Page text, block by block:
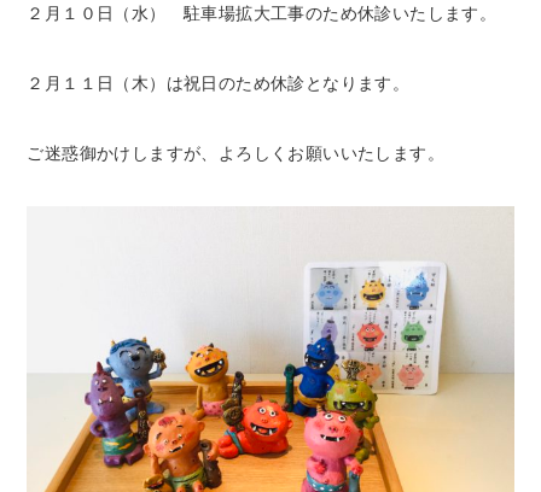
２月１０日（水） 駐車場拡大工事のため休診いたします。
２月１１日（木）は祝日のため休診となります。
ご迷惑御かけしますが、よろしくお願いいたします。